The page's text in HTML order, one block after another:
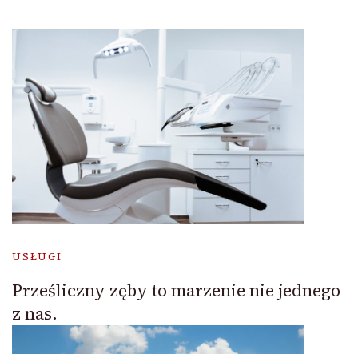
USŁUGI
Prześliczny zęby to marzenie nie jednego
z nas.